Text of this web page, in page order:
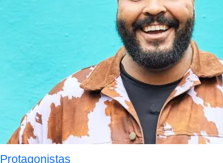
Protagonistas